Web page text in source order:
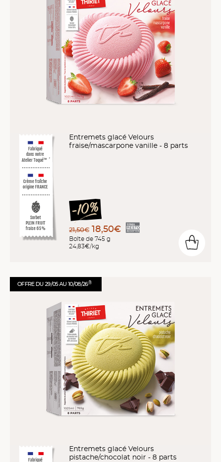
Fabriqué
dans notre
Atelier Toqué™
*
Crème fraîche
origine FRANCE
Sorbet
PLEIN FRUIT
fraise 65%
Entremets glacé Velours
fraise/mascarpone vanille - 8 parts
21,50€ 18,50€
Boîte de 745 g
24,83€/kg
OFFRE DU 29/05 AU 10/08/26(1)
Fabriqué
Entremets glacé Velours
pistache/chocolat noir - 8 parts